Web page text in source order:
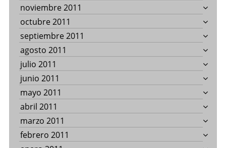
noviembre 2011
octubre 2011
septiembre 2011
agosto 2011
julio 2011
junio 2011
mayo 2011
abril 2011
marzo 2011
febrero 2011